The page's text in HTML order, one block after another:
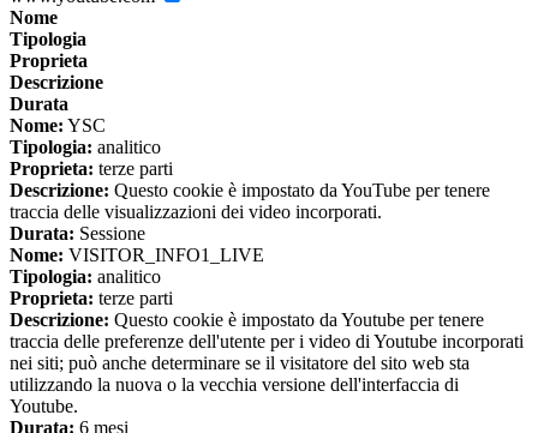
Nome
Tipologia
Proprieta
Descrizione
Durata
Nome: YSC
Tipologia: analitico
Proprieta: terze parti
Descrizione: Questo cookie è impostato da YouTube per tenere
traccia delle visualizzazioni dei video incorporati.
Durata: Sessione
Nome: VISITOR_INFO1_LIVE
Tipologia: analitico
Proprieta: terze parti
Descrizione: Questo cookie è impostato da Youtube per tenere
traccia delle preferenze dell'utente per i video di Youtube incorporati
nei siti; può anche determinare se il visitatore del sito web sta
utilizzando la nuova o la vecchia versione dell'interfaccia di
Youtube.
Durata: 6 mesi